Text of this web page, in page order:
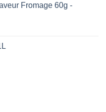
Fromage 60g -